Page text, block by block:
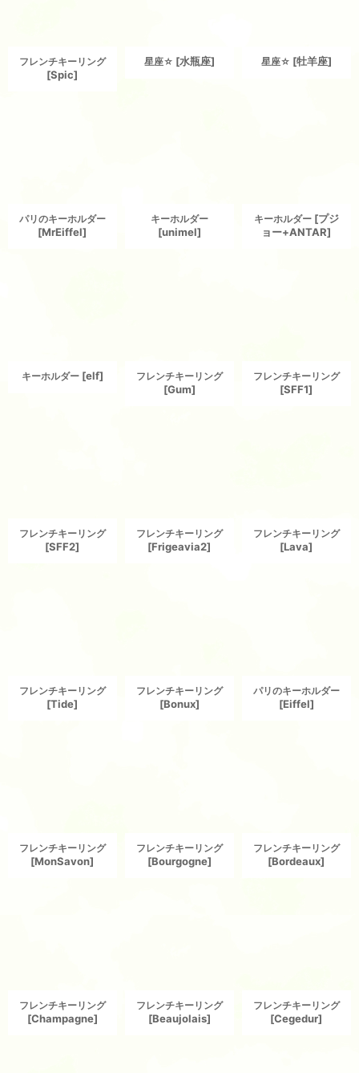
フレンチキーリング
[Spic]
星座☆ [水瓶座] 星座☆ [牡羊座]
パリのキーホルダー
[MrEiffel]
キーホルダー
[unimel]
キーホルダー [プジ
ョー+ANTAR]
キーホルダー [elf] フレンチキーリング
[Gum]
フレンチキーリング
[SFF1]
フレンチキーリング
[SFF2]
フレンチキーリング
[Frigeavia2]
フレンチキーリング
[Lava]
フレンチキーリング
[Tide]
フレンチキーリング
[Bonux]
パリのキーホルダー
[Eiffel]
フレンチキーリング
[MonSavon]
フレンチキーリング
[Bourgogne]
フレンチキーリング
[Bordeaux]
フレンチキーリング
[Champagne]
フレンチキーリング
[Beaujolais]
フレンチキーリング
[Cegedur]